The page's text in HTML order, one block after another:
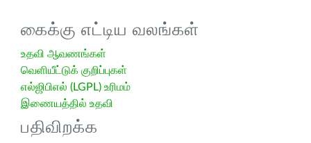
கைக்கு எட்டிய வலங்கள்
உதவி ஆவணங்கள்
வெளியீட்டுக் குறிப்புகள்
எல்ஜிபிஎல் (LGPL) உரிமம்
இணையத்தில் உதவி
பதிவிறக்க